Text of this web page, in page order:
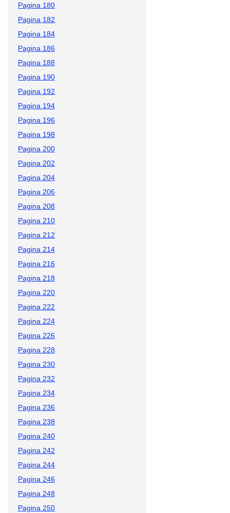
Pagina 180
Pagina 182
Pagina 184
Pagina 186
Pagina 188
Pagina 190
Pagina 192
Pagina 194
Pagina 196
Pagina 198
Pagina 200
Pagina 202
Pagina 204
Pagina 206
Pagina 208
Pagina 210
Pagina 212
Pagina 214
Pagina 216
Pagina 218
Pagina 220
Pagina 222
Pagina 224
Pagina 226
Pagina 228
Pagina 230
Pagina 232
Pagina 234
Pagina 236
Pagina 238
Pagina 240
Pagina 242
Pagina 244
Pagina 246
Pagina 248
Pagina 250